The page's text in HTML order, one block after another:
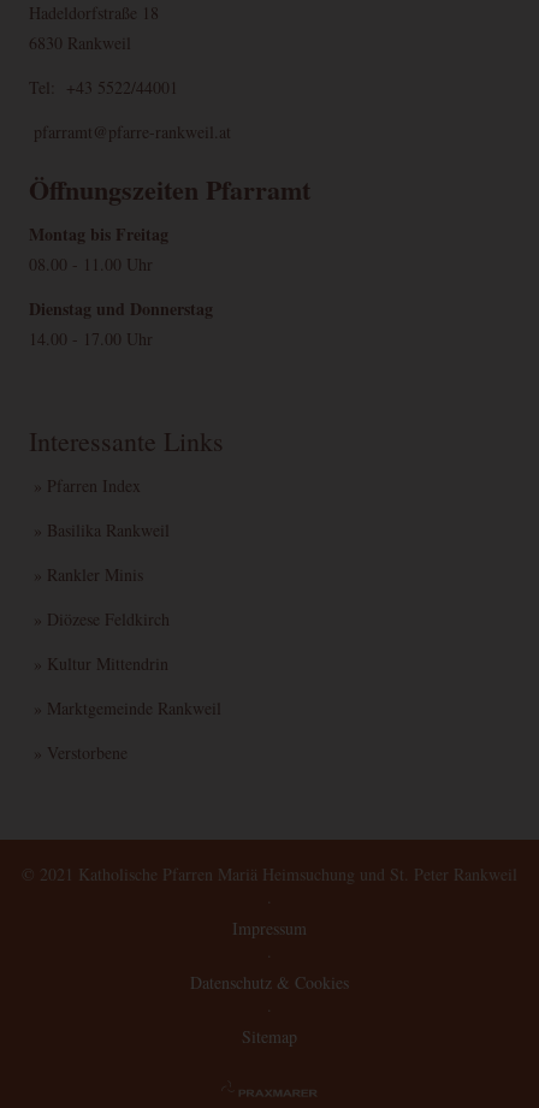
Hadeldorfstraße 18
6830 Rankweil
Tel: +43 5522/44001
pfarramt@pfarre-rankweil.at
Öffnungszeiten Pfarramt
Montag bis Freitag
08.00 - 11.00 Uhr
Dienstag und Donnerstag
14.00 - 17.00 Uhr
Interessante Links
» Pfarren Index
» Basilika Rankweil
» Rankler Minis
» Diözese Feldkirch
» Kultur Mittendrin
» Marktgemeinde Rankweil
» Verstorbene
© 2021 Katholische Pfarren Mariä Heimsuchung und St. Peter Rankweil
·
Impressum
·
Datenschutz & Cookies
·
Sitemap